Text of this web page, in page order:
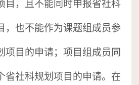
目，且不能同时申报省社科
，也不能作为课题组成员参
项目的申请；项目组成员同
省社科规划项目的申请。在